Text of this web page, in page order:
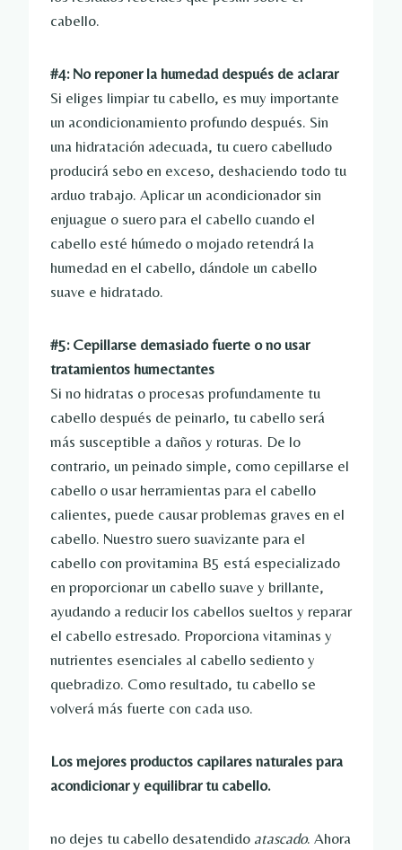
cabello.
#4: No reponer la humedad después de aclarar
Si eliges limpiar tu cabello, es muy importante
un acondicionamiento profundo después. Sin
una hidratación adecuada, tu cuero cabelludo
producirá sebo en exceso, deshaciendo todo tu
arduo trabajo. Aplicar un acondicionador sin
enjuague o suero para el cabello cuando el
cabello esté húmedo o mojado retendrá la
humedad en el cabello, dándole un cabello
suave e hidratado.
#5: Cepillarse demasiado fuerte o no usar
tratamientos humectantes
Si no hidratas o procesas profundamente tu
cabello después de peinarlo, tu cabello será
más susceptible a daños y roturas. De lo
contrario, un peinado simple, como cepillarse el
cabello o usar herramientas para el cabello
calientes, puede causar problemas graves en el
cabello. Nuestro suero suavizante para el
cabello con provitamina B5 está especializado
en proporcionar un cabello suave y brillante,
ayudando a reducir los cabellos sueltos y reparar
el cabello estresado. Proporciona vitaminas y
nutrientes esenciales al cabello sediento y
quebradizo. Como resultado, tu cabello se
volverá más fuerte con cada uso.
Los mejores productos capilares naturales para
acondicionar y equilibrar tu cabello.
no dejes tu cabello desatendido atascado. Ahora